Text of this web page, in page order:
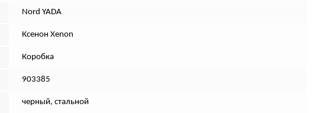
Nord YADA
Ксенон Xenon
Коробка
903385
черный, стальной